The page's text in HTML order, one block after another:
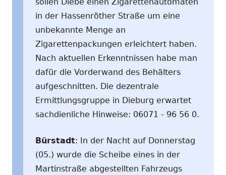
in der Hassenröther Straße um eine
unbekannte Menge an
Zigarettenpackungen erleichtert haben.
Nach aktuellen Erkenntnissen habe man
dafür die Vorderwand des Behälters
aufgeschnitten. Die dezentrale
Ermittlungsgruppe in Dieburg erwartet
sachdienliche Hinweise: 06071 - 96 56 0.
Bürstadt: In der Nacht auf Donnerstag
(05.) wurde die Scheibe eines in der
Martinstraße abgestellten Fahrzeugs